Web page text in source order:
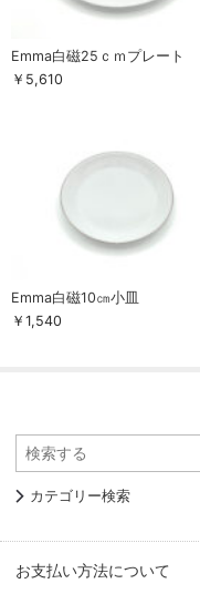
その他
お買い物ガイド
Emma白磁25ｃｍプレート
￥5,610
Emma白磁10㎝小皿
￥1,540
カテゴリー検索
お支払い方法について